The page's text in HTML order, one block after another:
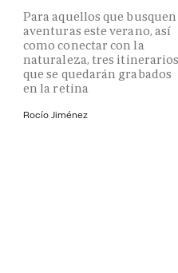
Para aquellos que busquen
aventuras este verano, así
como conectar con la
naturaleza, tres
que se quedarán grabados
en la retina
Rocío Jiménez